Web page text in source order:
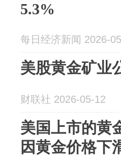
5.3%
每日经济新闻 2026-
美股黄金矿业
财联社 2026-05-12
美国上市的黄
因黄金价格下